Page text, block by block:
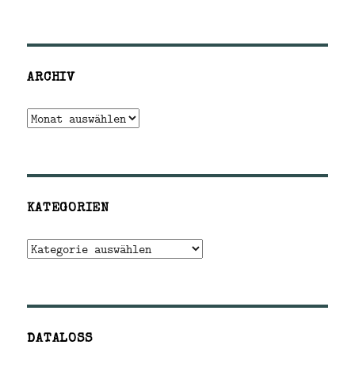
ARCHIV
Archiv
KATEGORIEN
Kategorien
DATALOSS